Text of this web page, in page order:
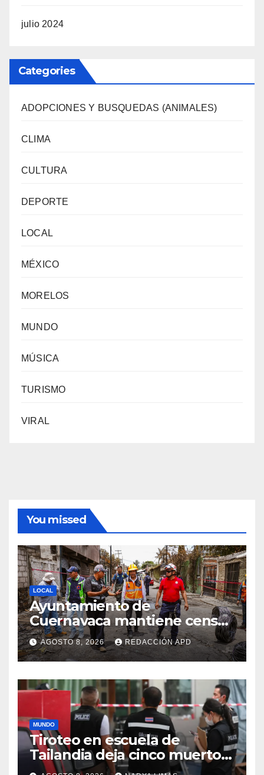
julio 2024
Categories
ADOPCIONES Y BUSQUEDAS (ANIMALES)
CLIMA
CULTURA
DEPORTE
LOCAL
MÉXICO
MORELOS
MUNDO
MÚSICA
TURISMO
VIRAL
You missed
LOCAL
Ayuntamiento de
Cuernavaca mantiene censo
y valoración de daños en la
colonia Las Granjas
AGOSTO 8, 2026 REDACCIÓN APD
MUNDO
Tiroteo en escuela de
Tailandia deja cinco muertos
y más de 30 heridos